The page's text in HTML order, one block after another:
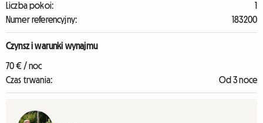
Liczba pokoi:
1
Numer referencyjny:
183200
Czynsz i warunki wynajmu
70 € / noc
Czas trwania:
Od 3 noce